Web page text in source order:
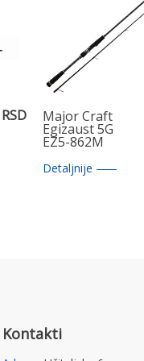
Major Craft
Egizaust 5G
EZ5-862M
Detaljnije
Kontakti